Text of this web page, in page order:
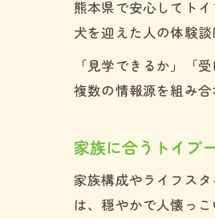
熊本県で安心してト
犬を迎えた人の体験
「見学できるか」「
複数の情報源を組み
家族に合うトイプ
家族構成やライフス
は、穏やかで人懐っ